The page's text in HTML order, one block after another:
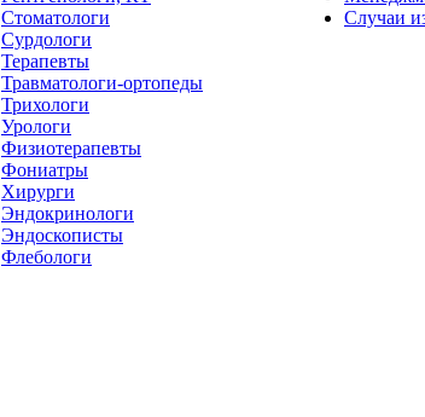
Стоматологи
Сурдологи
Терапевты
Травматологи-ортопеды
Трихологи
Урологи
Физиотерапевты
Фониатры
Хирурги
Эндокринологи
Эндоскописты
Флебологи
Случаи